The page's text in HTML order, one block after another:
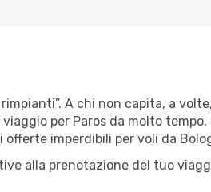
A chi non capita, a
per Paros da molto
imperdibili per voli da
alla prenotazione del tuo